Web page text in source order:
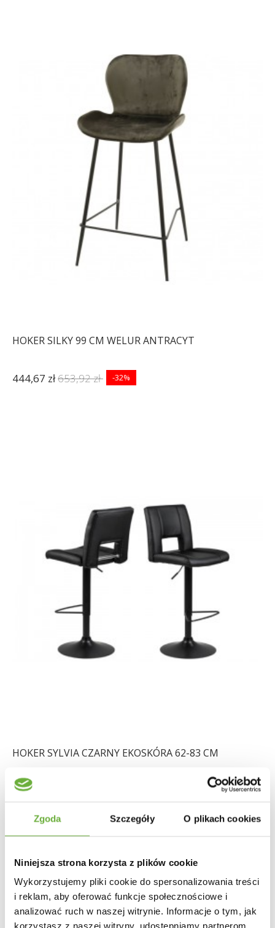
Zgoda Szczegóły O plikach cookies
Niniejsza strona korzysta z plików cookie
Wykorzystujemy pliki cookie do spersonalizowania treści
i reklam, aby oferować funkcje społecznościowe i
analizować ruch w naszej witrynie. Informacje o tym, jak
korzystasz z naszej witryny, udostępniamy partnerom
HOKER SILKY 99 CM WELUR ANTRACYT
444,67 zł653,92 zł -32%
HOKER SYLVIA CZARNY EKOSKÓRA 62-83 CM
448,57 zł